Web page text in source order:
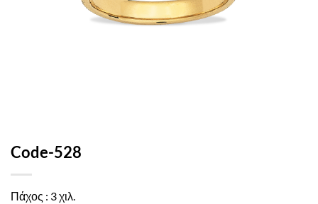
Code-528
Πάχος : 3 χιλ.